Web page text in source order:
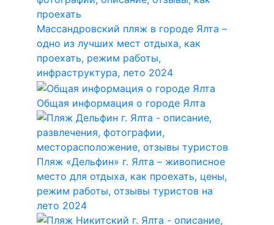
Массандровский пляж в городе Ялта –
одно из лучших мест отдыха, как
проехать, режим работы,
инфраструктура, лето 2024
Общая информация о городе Ялта
Пляж «Дельфин» г. Ялта – живописное
место для отдыха, как проехать, цены,
режим работы, отзывы туристов на
лето 2024